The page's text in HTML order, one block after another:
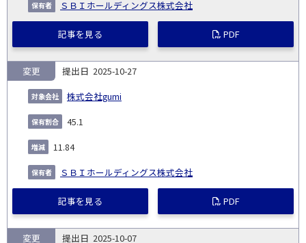
ＳＢＩホールディングス株式会社
記事を見る PDF
2025-10-27
株式会社gumi
変更
45.1
11.84
ＳＢＩホールディングス株式会社
記事を見る PDF
2025-10-07
変更